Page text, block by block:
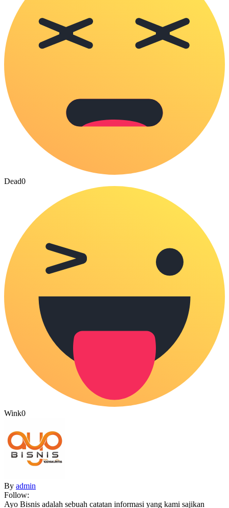
Dead0
Wink0
By admin
Follow:
Ayo Bisnis adalah sebuah catatan informasi yang kami sajikan